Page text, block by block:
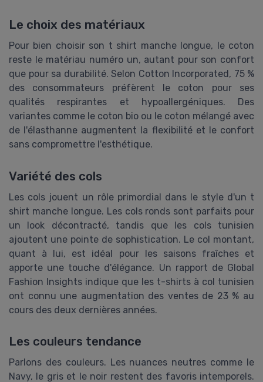
Le choix des matériaux
Pour bien choisir son t shirt manche longue, le coton
reste le matériau numéro un, autant pour son confort
que pour sa durabilité. Selon Cotton Incorporated, 75 %
des consommateurs préfèrent le coton pour ses
qualités respirantes et hypoallergéniques. Des
variantes comme le coton bio ou le coton mélangé avec
de l'élasthanne augmentent la flexibilité et le confort
sans compromettre l'esthétique.
Variété des cols
Les cols jouent un rôle primordial dans le style d'un t
shirt manche longue. Les cols ronds sont parfaits pour
un look décontracté, tandis que les cols tunisien
ajoutent une pointe de sophistication. Le col montant,
quant à lui, est idéal pour les saisons fraîches et
apporte une touche d'élégance. Un rapport de Global
Fashion Insights indique que les t-shirts à col tunisien
ont connu une augmentation des ventes de 23 % au
cours des deux dernières années.
Les couleurs tendance
Parlons des couleurs. Les nuances neutres comme le
Navy, le gris et le noir restent des favoris intemporels.